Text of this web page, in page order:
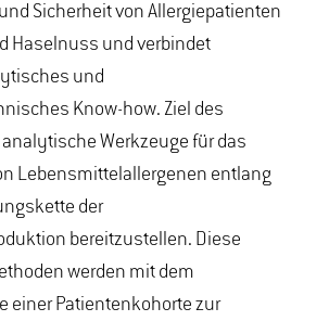
Sicherheit von Allergiepatienten
Haselnuss und verbindet
und
Know-how. Ziel des
Werkzeuge für das
Lebensmittelallergenen entlang
der
bereitzustellen. Diese
werden mit dem
einer Patientenkohorte zur